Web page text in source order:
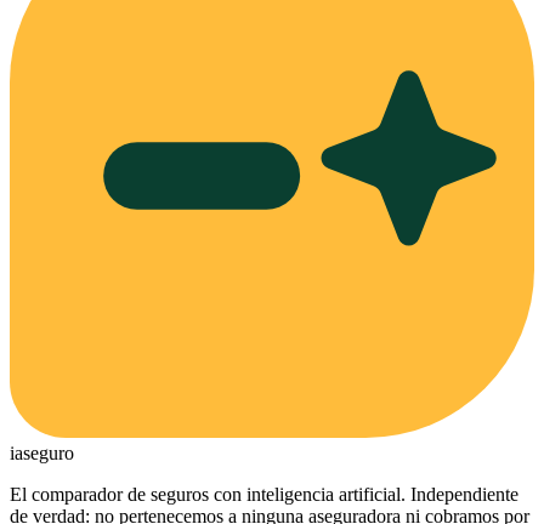
iaseguro
El comparador de seguros con inteligencia artificial. Independiente
de verdad: no pertenecemos a ninguna aseguradora ni cobramos por